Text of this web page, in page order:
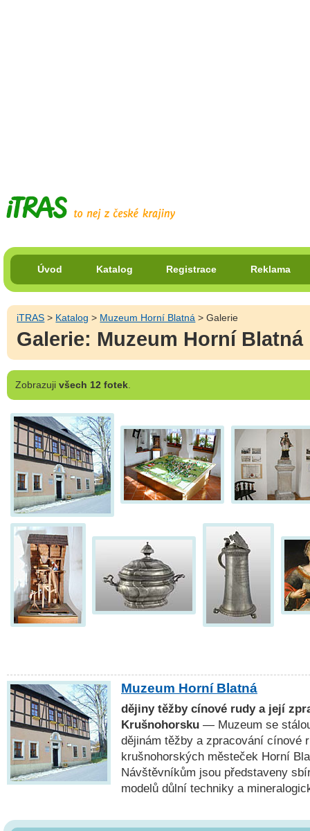
Úvod Katalog Registrace Reklama
iTRAS > Katalog > Muzeum Horní Blatná > Galerie
Galerie: Muzeum Horní Blatná
Zobrazuji všech 12 fotek.
Muzeum Horní Blatná
dějiny těžby cínové rudy a její
Krušnohorsku — Muzeum se
dějinám těžby a zpracování cínové
krušnohorských městeček Horní
Návštěvníkům jsou představeny
modelů důlní techniky a